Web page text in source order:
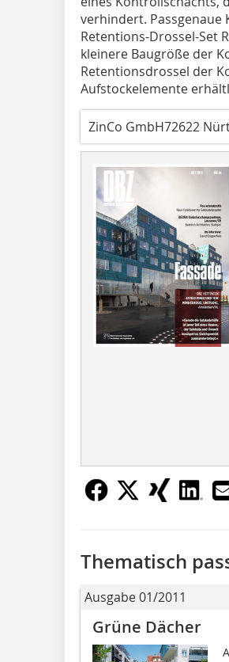
verhindert. Passgenaue
Retentions-Drossel-Set
kleinere Baugröße der
Retentionsdrossel der
Aufstockelemente
ZinCo GmbH72622
Thematisch
Ausgabe 01/2011
Grüne Dächer